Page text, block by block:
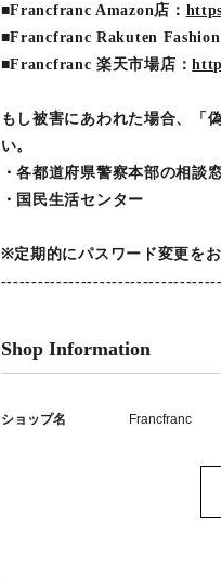
■Francfranc Amazon店：
■Francfranc Rakuten
■Francfranc 楽天市場店：
もし被害にあわれた場合、「
い。
・各都道府県警察本部の相談
・国民生活センター
※定期的にパスワード変更を
Shop Information
ショップ名 Francfranc